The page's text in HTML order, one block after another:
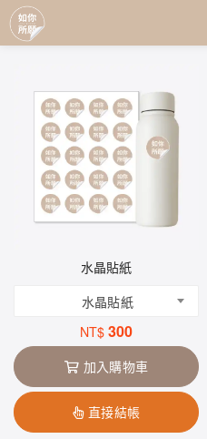
水晶貼紙
水晶貼紙
NT$ 300
加入購物車
直接結帳